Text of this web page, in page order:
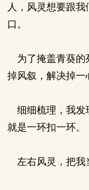
人，风灵想要跟
口。
为了掩盖青葵的
掉风叙，解决掉一
细细梳理，我发
就是一环扣一环。
左右风灵，把我